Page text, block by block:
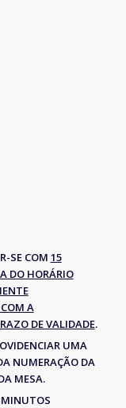
SE COM 15
DO HORÁRIO
A
DE VALIDADE.
UMA
NUMERAÇÃO DA
MESA.
MINUTOS